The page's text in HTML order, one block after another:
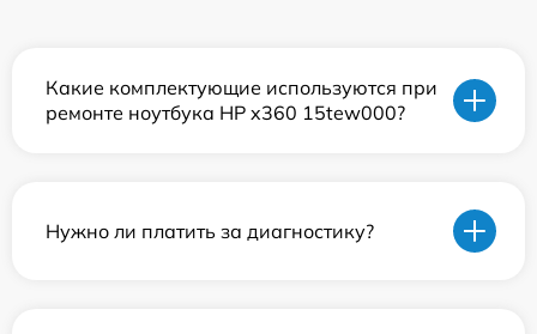
Какие комплектующие используются при
ремонте ноутбука HP x360 15tew000?
Нужно ли платить за диагностику?